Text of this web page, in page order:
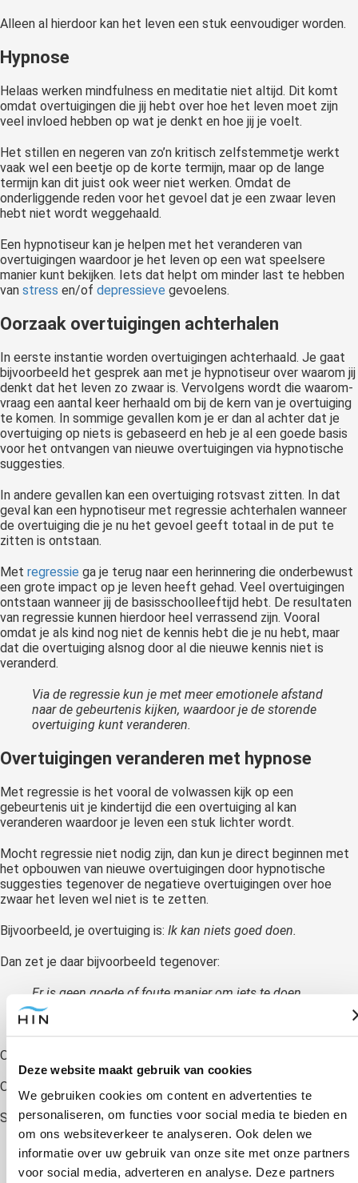
Deze website maakt gebruik van cookies
We gebruiken cookies om content en advertenties te
personaliseren, om functies voor social media te bieden en
om ons websiteverkeer te analyseren. Ook delen we
informatie over uw gebruik van onze site met onze partners
voor social media, adverteren en analyse. Deze partners
Alleen al hierdoor kan het leven een stuk eenvoudiger worden.
Hypnose
Helaas werken mindfulness en meditatie niet altijd. Dit komt
omdat overtuigingen die jij hebt over hoe het leven moet zijn
veel invloed hebben op wat je denkt en hoe jij je voelt.
Het stillen en negeren van zo’n kritisch zelfstemmetje werkt
vaak wel een beetje op de korte termijn, maar op de lange
termijn kan dit juist ook weer niet werken. Omdat de
onderliggende reden voor het gevoel dat je een zwaar leven
hebt niet wordt weggehaald.
Een hypnotiseur kan je helpen met het veranderen van
overtuigingen waardoor je het leven op een wat speelsere
manier kunt bekijken. Iets dat helpt om minder last te hebben
van stress en/of depressieve gevoelens.
Oorzaak overtuigingen achterhalen
In eerste instantie worden overtuigingen achterhaald. Je gaat
bijvoorbeeld het gesprek aan met je hypnotiseur over waarom jij
denkt dat het leven zo zwaar is. Vervolgens wordt die waarom-
vraag een aantal keer herhaald om bij de kern van je overtuiging
te komen. In sommige gevallen kom je er dan al achter dat je
overtuiging op niets is gebaseerd en heb je al een goede basis
voor het ontvangen van nieuwe overtuigingen via hypnotische
suggesties.
In andere gevallen kan een overtuiging rotsvast zitten. In dat
geval kan een hypnotiseur met regressie achterhalen wanneer
de overtuiging die je nu het gevoel geeft totaal in de put te
zitten is ontstaan.
Met regressie ga je terug naar een herinnering die onderbewust
een grote impact op je leven heeft gehad. Veel overtuigingen
ontstaan wanneer jij de basisschoolleeftijd hebt. De resultaten
van regressie kunnen hierdoor heel verrassend zijn. Vooral
omdat je als kind nog niet de kennis hebt die je nu hebt, maar
dat die overtuiging alsnog door al die nieuwe kennis niet is
veranderd.
Via de regressie kun je met meer emotionele afstand
naar de gebeurtenis kijken, waardoor je de storende
overtuiging kunt veranderen.
Overtuigingen veranderen met hypnose
Met regressie is het vooral de volwassen kijk op een
gebeurtenis uit je kindertijd die een overtuiging al kan
veranderen waardoor je leven een stuk lichter wordt.
Mocht regressie niet nodig zijn, dan kun je direct beginnen met
het opbouwen van nieuwe overtuigingen door hypnotische
suggesties tegenover de negatieve overtuigingen over hoe
zwaar het leven wel niet is te zetten.
Bijvoorbeeld, je overtuiging is: Ik kan niets goed doen.
Dan zet je daar bijvoorbeeld tegenover:
Er is geen goede of foute manier om iets te doen.
Ik kan van alles goed doen, zoals…
Of
Overtuiging:
Suggestie:
Het leven moet iedereen hebben, maar niemand zet
het op social media.